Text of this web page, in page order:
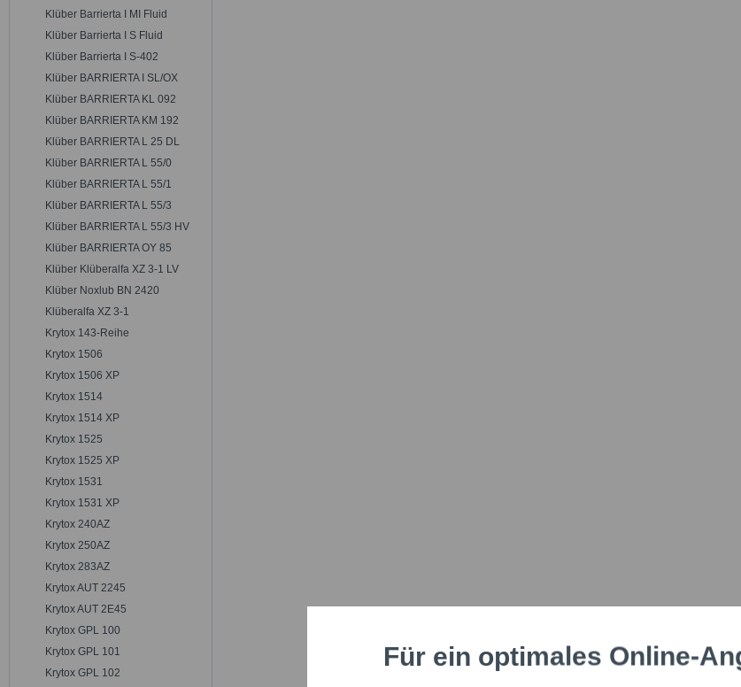
Klüber Barrierta I MI Fluid
Klüber Barrierta I S Fluid
Klüber Barrierta I S-402
Klüber BARRIERTA I SL/OX
Klüber BARRIERTA KL 092
Klüber BARRIERTA KM 192
Klüber BARRIERTA L 25 DL
Klüber BARRIERTA L 55/0
Klüber BARRIERTA L 55/1
Klüber BARRIERTA L 55/3
Klüber BARRIERTA L 55/3 HV
Klüber BARRIERTA OY 85
Klüber Klüberalfa XZ 3-1 LV
Klüber Noxlub BN 2420
Klüberalfa XZ 3-1
Krytox 143-Reihe
Krytox 1506
Krytox 1506 XP
Krytox 1514
Krytox 1514 XP
Krytox 1525
Krytox 1525 XP
Krytox 1531
Krytox 1531 XP
Krytox 240AZ
Krytox 250AZ
Krytox 283AZ
Krytox AUT 2245
Krytox AUT 2E45
Krytox GPL 100
Krytox GPL 101
Krytox GPL 102
Funktionale
Für ein optimales Online-